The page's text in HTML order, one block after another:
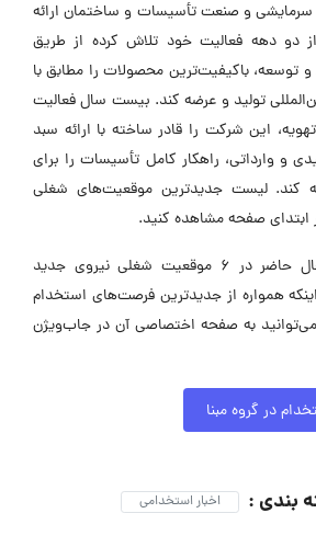
و صنعت تأسیسات و ساختمان ارائه
دو دهه فعالیت خود تلاش کرده از طریق
توسعه، باکیفیت‌ترین محصولات را مطابق با
تولید و عرضه کند. بیست سال فعالیت
این شرکت را قادر ساخته با ارائه سبد
و وارداتی، راهکار کامل تأسیسات را برای
کند. لیست جدیدترین موقعیت‌های شغلی
ابتدای صفحه مشاهده کنید.
گروه مبنا در حال حاضر در ۶ موقعیت شغلی نیروی جدید
همواره از جدیدترین فرصت‌های استخدام
می‌توانید به صفحه اختصاصی آن در جاب‌ویژن
در گروه مبنا
بندی : اخبار استخدامی